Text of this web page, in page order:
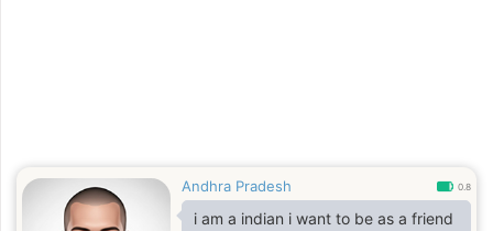
Andhra Pradesh 0.8
i am a indian i want to be as a friend